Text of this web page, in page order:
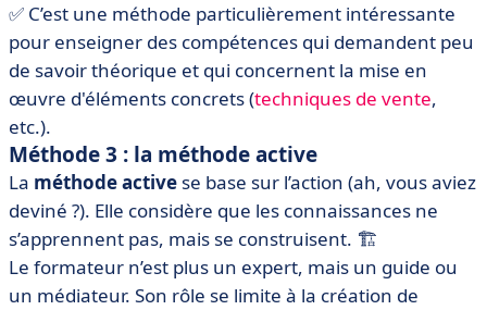
✅ C’est une méthode particulièrement intéressante
pour enseigner des compétences qui demandent peu
de savoir théorique et qui concernent la mise en
œuvre d'éléments concrets (techniques de vente,
etc.).
Méthode 3 : la méthode active
La méthode active se base sur l’action (ah, vous aviez
deviné ?). Elle considère que les connaissances ne
s’apprennent pas, mais se construisent. 🏗️
Le formateur n’est plus un expert, mais un guide ou
un médiateur. Son rôle se limite à la création de